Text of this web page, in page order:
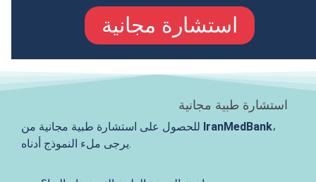
استشارة مجانية
استشارة طبية مجانية
IranMedBank،
يرجى ملء النموذج أدناه.